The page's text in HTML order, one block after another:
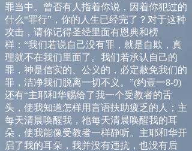
罪当中。曾否有人指着你说，因着你犯过的
什么“罪行” ，你的人生已经完了？对于这种
攻击，请你记得圣经里面有恩典和榜
样： “我们若说自己没有罪，就是自欺，真
理就不在我们里面了。我们若承认自己的
罪，神是信实的、公义的，必定赦免我们的
罪，洁净我们脱离一切不义。 ”(约壹一8-9)
还有“主耶和华赐给了我一个受教者的舌
头，使我知道怎样用言语扶助疲乏的人；主
每天清晨唤醒我，祂每天清晨唤醒我的耳
朵，使我能像受教者一样静听。主耶和华开
启了我的耳朵，我并没有违抗，也没有后